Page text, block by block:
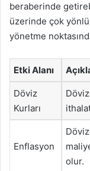
beraberinde
üzerinde çok
yönetme
Etki Alanı
Döviz
Kurları
Enflasyon
olur.